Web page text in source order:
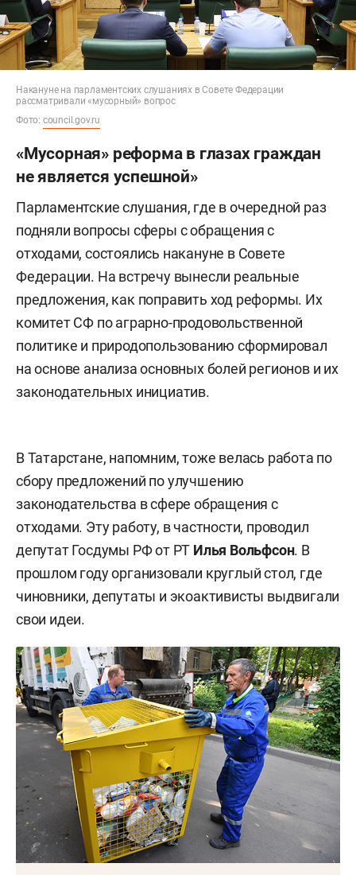
Накануне на парламентских слушаниях в Совете Федерации
рассматривали «мусорный» вопрос
Фото: council.gov.ru
«Мусорная» реформа в глазах граждан
не является успешной»
Парламентские слушания, где в очередной раз
подняли вопросы сферы с обращения с
отходами, состоялись накануне в Совете
Федерации. На встречу вынесли реальные
предложения, как поправить ход реформы. Их
комитет СФ по аграрно-продовольственной
политике и природопользованию сформировал
на основе анализа основных болей регионов и их
законодательных инициатив.
В Татарстане, напомним, тоже велась работа по
сбору предложений по улучшению
законодательства в сфере обращения с
отходами. Эту работу, в частности, проводил
депутат Госдумы РФ от РТ Илья Вольфсон. В
прошлом году организовали круглый стол, где
чиновники, депутаты и экоактивисты выдвигали
свои идеи.